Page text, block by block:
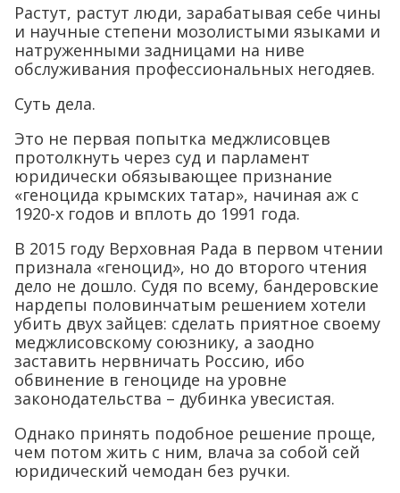
Растут, растут люди, зарабатывая себе чины
и научные степени мозолистыми языками и
натруженными задницами на ниве
обслуживания профессиональных негодяев.
Суть дела.
Это не первая попытка меджлисовцев
протолкнуть через суд и парламент
юридически обязывающее признание
«геноцида крымских татар», начиная аж с
1920-х годов и вплоть до 1991 года.
В 2015 году Верховная Рада в первом чтении
признала «геноцид», но до второго чтения
дело не дошло. Судя по всему, бандеровские
нардепы половинчатым решением хотели
убить двух зайцев: сделать приятное своему
меджлисовскому союзнику, а заодно
заставить нервничать Россию, ибо
обвинение в геноциде на уровне
законодательства – дубинка увесистая.
Однако принять подобное решение проще,
чем потом жить с ним, влача за собой сей
юридический чемодан без ручки.